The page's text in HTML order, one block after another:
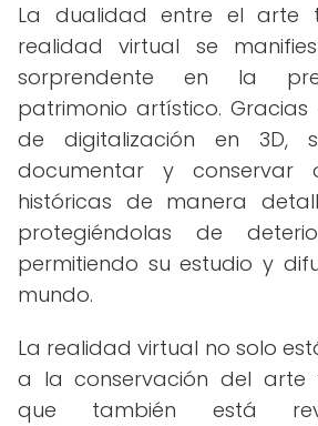
La dualidad entre el arte
realidad virtual se
sorprendente en la
patrimonio artístico.
de digitalización en 3D,
documentar y
históricas de manera
protegiéndolas de
permitiendo su estudio y
mundo.
La realidad virtual no solo
a la conservación del arte
que también está